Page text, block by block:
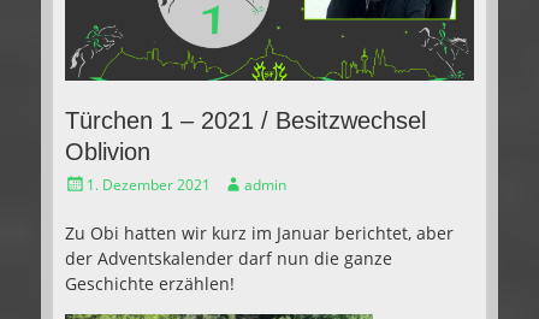
Türchen 1 – 2021 / Besitzwechsel
Oblivion
Gepostet
1. Dezember 2021 Autoradmin
Zu Obi hatten wir kurz im Januar berichtet, aber
der Adventskalender darf nun die ganze
Geschichte erzählen!